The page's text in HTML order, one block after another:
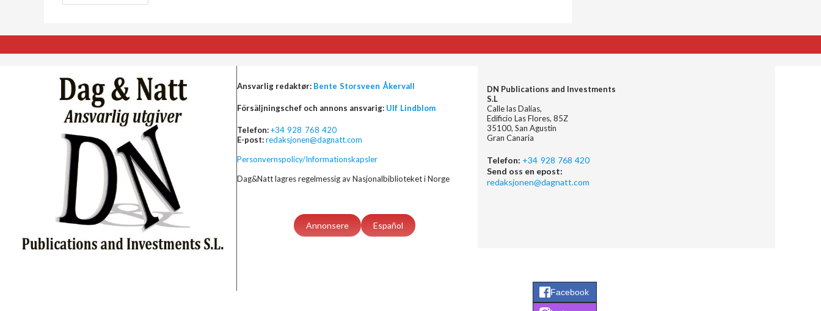
Ansvarlig redaktør: Bente Storsveen Åkervall
Försäljningschef och annons ansvarig: Ulf Lindblom
Telefon:+34 928 768 420
E-post:redaksjonen@dagnatt.com
Personvernspolicy/Informationskapsler
Dag&Natt lagres regelmessig av Nasjonalbiblioteket i Norge
Annonsere Español
DN Publications and Investments
S.L
Calle las Dalias,
Edificio Las Flores, 85Z
35100, San Agustin
Gran Canaria
Telefon: +34 928 768 420
Send oss en epost:
redaksjonen@dagnatt.com
Facebook